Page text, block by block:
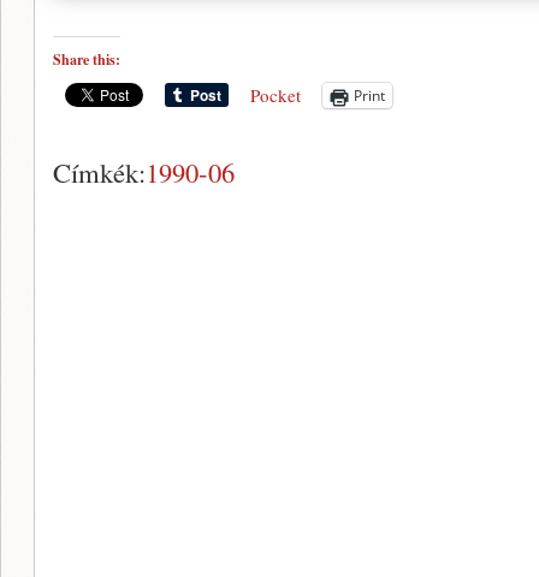
Share this:
Pocket Print
Címkék:1990-06